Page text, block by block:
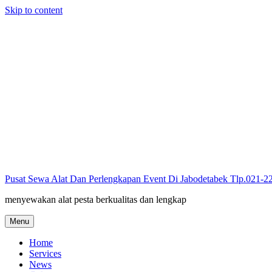
Skip to content
Pusat Sewa Alat Dan Perlengkapan Event Di Jabodetabek Tlp.021-
menyewakan alat pesta berkualitas dan lengkap
Menu
Home
Services
News